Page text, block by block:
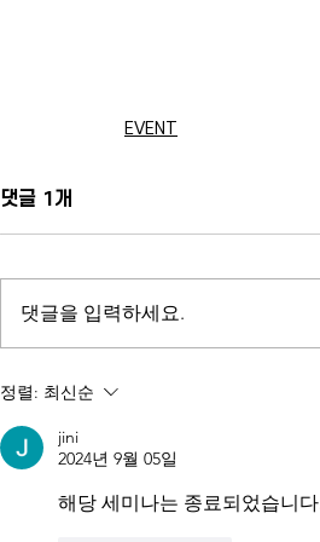
EVENT
댓글 1개
댓글을 입력하세요.
정렬: 최신순
jini
2024년 9월 05일
해당 세미나는 종료되었습니